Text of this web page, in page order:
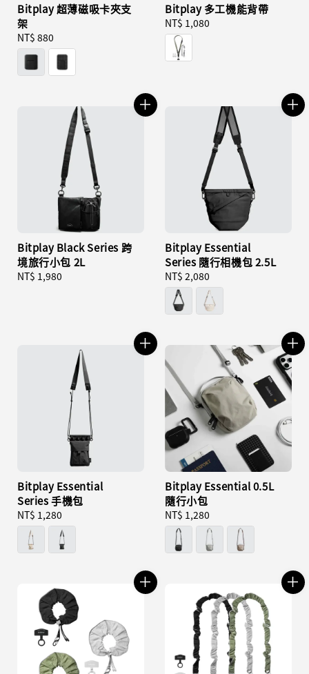
Bitplay 超薄磁吸卡夾支
架
Regular
price
NT$ 880
Bitplay 多工機能背帶
Regular
price
NT$ 1,080
Bitplay Black Series 跨
境旅行小包 2L
Regular
NT$ 1,980
Bitplay Essential
Series 隨行相機包 2.5L
Regular
price
NT$ 2,080
Bitplay Essential
Series 手機包
Regular
price
NT$ 1,280
Bitplay Essential 0.5L
隨行小包
Regular
price
NT$ 1,280